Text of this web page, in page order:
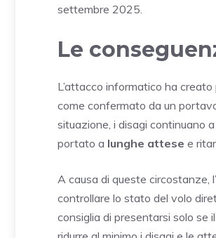
settembre 2025.
Le
L’attacco informatico ha
come confermato da un
situazione, i disagi continuano
portato a lunghe attese e
A causa di queste circostanze,
controllare lo stato del volo
consiglia di presentarsi solo se